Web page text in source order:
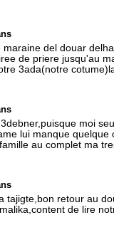
del douar
de priere jusqu'au
3ada(notre
moi
lui manque
au complet ma
tajigte,bon retour au
de lire